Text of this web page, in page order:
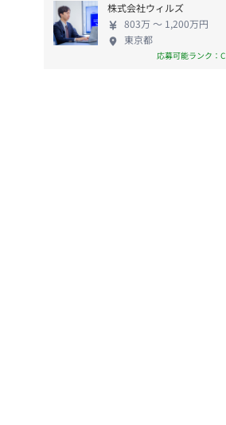
株式会社ウィルズ
803万 〜 1,200万円
東京都
応募可能ランク：C